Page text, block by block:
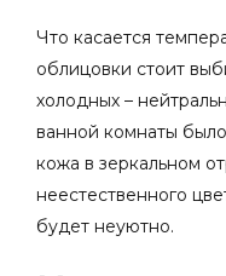
Что касается
облицовки стоит
холодных –
ванной комнаты
кожа в зеркальном
неестественного
будет неуютно.